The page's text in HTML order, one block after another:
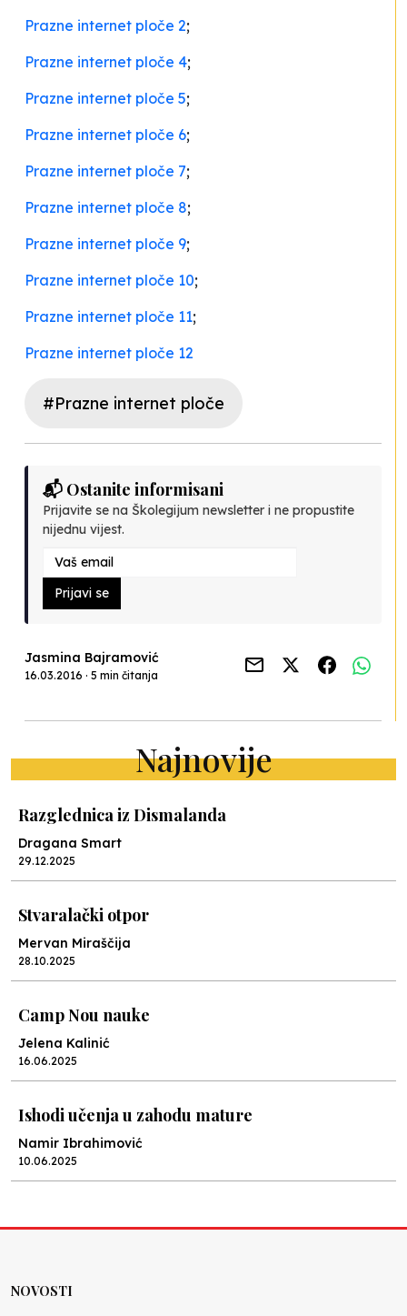
Prazne internet ploče 2;
Prazne internet ploče 4;
Prazne internet ploče 5;
Prazne internet ploče 6;
Prazne internet ploče 7;
Prazne internet ploče 8;
Prazne internet ploče 9;
Prazne internet ploče 10;
Prazne internet ploče 11;
Prazne internet ploče 12
#Prazne internet ploče
📬 Ostanite informisani
Prijavite se na Školegijum newsletter i ne propustite
nijednu vijest.
Prijavi se
Jasmina Bajramović
16.03.2016 · 5 min čitanja
Najnovije
Razglednica iz Dismalanda
Dragana Smart
29.12.2025
Stvaralački otpor
Mervan Miraščija
28.10.2025
Camp Nou nauke
Jelena Kalinić
16.06.2025
Ishodi učenja u zahodu mature
Namir Ibrahimović
10.06.2025
NOVOSTI